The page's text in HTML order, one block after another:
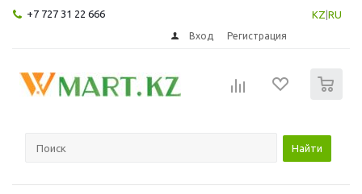
+7 727 31 22 666 KZ RU
Вход Регистрация
Найти